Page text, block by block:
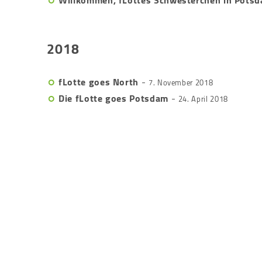
2018
fLotte goes North - 7. November 2018
Die fLotte goes Potsdam - 24. April 2018